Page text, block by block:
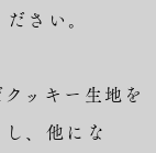
さい。
ッキー生地を
、他にな